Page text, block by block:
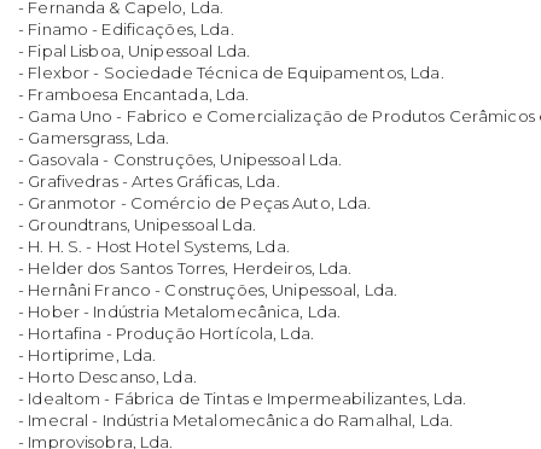
- Fernanda & Capelo, Lda.
- Finamo - Edificações, Lda.
- Fipal Lisboa, Unipessoal Lda.
- Flexbor - Sociedade Técnica de Equipamentos, Lda.
- Framboesa Encantada, Lda.
- Gama Uno - Fabrico e Comercialização de Produtos Cerâmicos
- Gamersgrass, Lda.
- Gasovala - Construções, Unipessoal Lda.
- Grafivedras - Artes Gráficas, Lda.
- Granmotor - Comércio de Peças Auto, Lda.
- Groundtrans, Unipessoal Lda.
- H. H. S. - Host Hotel Systems, Lda.
- Helder dos Santos Torres, Herdeiros, Lda.
- Hernâni Franco - Construções, Unipessoal, Lda.
- Hober - Indústria Metalomecânica, Lda.
- Hortafina - Produção Hortícola, Lda.
- Hortiprime, Lda.
- Horto Descanso, Lda.
- Idealtom - Fábrica de Tintas e Impermeabilizantes, Lda.
- Imecral - Indústria Metalomecânica do Ramalhal, Lda.
- Improvisobra, Lda.